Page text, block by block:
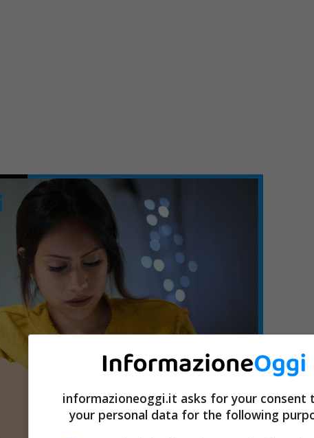
informazioneoggi.it asks for your consent
your personal data for the following